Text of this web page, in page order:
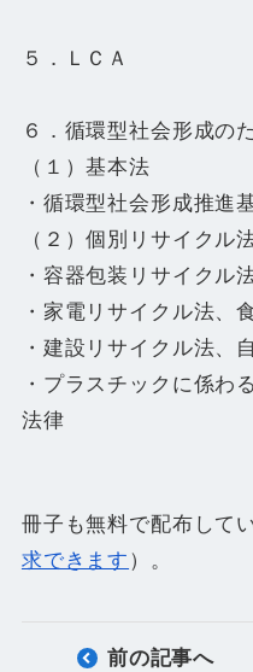
５．ＬＣＡ
６．循環型社会形成の
（１）基本法
・循環型社会形成推進
（２）個別リサイクル
・容器包装リサイクル
・家電リサイクル法、
・建設リサイクル法、
・プラスチックに係わ
法律
冊子も無料で配布して
求できます ）。
前の記事へ